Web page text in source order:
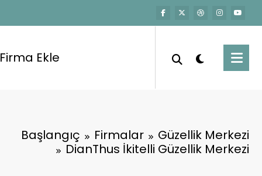
Ekle
Başlangıç Firmalar
Güzellik Merkezi
DianThus İkitelli Güzellik Merkezi